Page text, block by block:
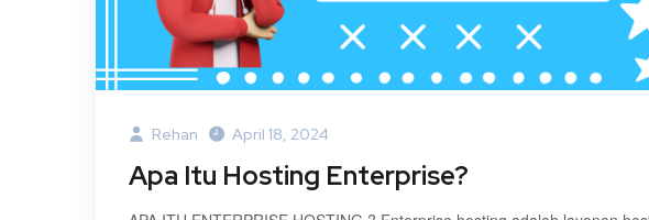
Rehan April 18, 2024
Apa Itu Hosting Enterprise?